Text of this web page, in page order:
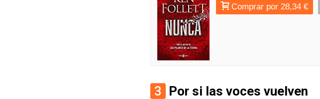
Comprar por 28,34 €
3 Por si las voces vuelven